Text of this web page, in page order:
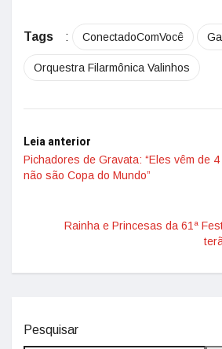
Tags : ConectadoComVocê
Orquestra Filarmônica Valinhos
Leia anterior
Pichadores de Gravata: “Eles vêm de
não são Copa do Mundo”
Rainha e Princesas da 61ª
Pesquisar